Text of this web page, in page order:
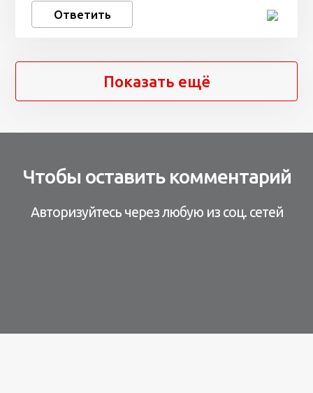
Ответить
Показать ещё
Чтобы оставить комментарий
Авторизуйтесь через любую из соц. сетей